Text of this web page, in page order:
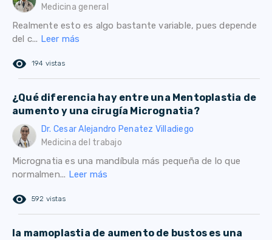
Medicina general
Realmente esto es algo bastante variable, pues depende
del c... Leer más
remove_red_eye 194 vistas
¿Qué diferencia hay entre una Mentoplastia de
aumento y una cirugía Micrognatia?
Dr. Cesar Alejandro Penatez Villadiego
Medicina del trabajo
Micrognatia es una mandíbula más pequeña de lo que
normalmen... Leer más
remove_red_eye 592 vistas
la mamoplastia de aumento de bustos es una